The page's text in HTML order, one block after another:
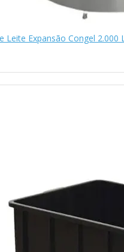
Leite Expansão Congel 2.000 L